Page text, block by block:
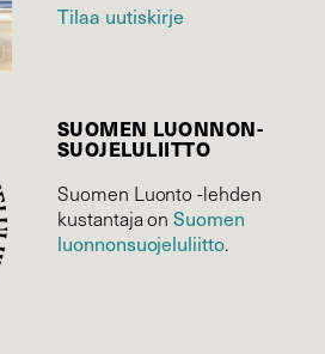
Tilaa uutiskirje
SUOMEN LUONNON­
SUOJELU­LIITTO
Suomen Luonto -lehden
kustantaja onSuomen
luonnonsuojelu­liitto.